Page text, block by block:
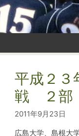
平成２
戦 ２部
2011年9月23日
広島大学、島根大